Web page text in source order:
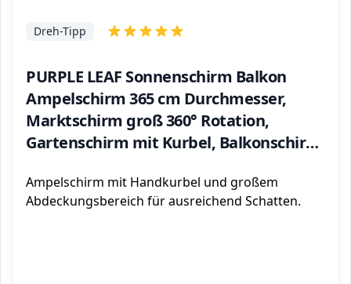
PURPLE LEAF Sonnenschirm Balkon
Ampelschirm 365 cm Durchmesser,
Marktschirm groß 360° Rotation,
Gartenschirm mit Kurbel, Balkonschirm
Dreh-Tipp
Ampelschirm mit Handkurbel und großem
Abdeckungsbereich für ausreichend Schatten.